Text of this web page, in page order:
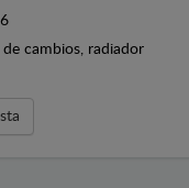
cambios, radiador